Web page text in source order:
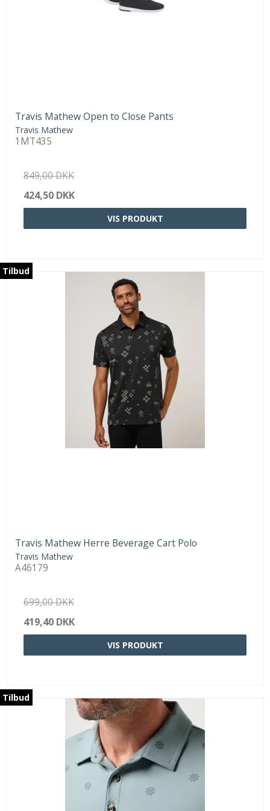
Travis Mathew Open to Close Pants
Travis Mathew
1MT435
849,00 DKK
424,50 DKK
VIS PRODUKT
Tilbud
Travis Mathew Herre Beverage Cart Polo
Travis Mathew
A46179
699,00 DKK
419,40 DKK
VIS PRODUKT
Tilbud